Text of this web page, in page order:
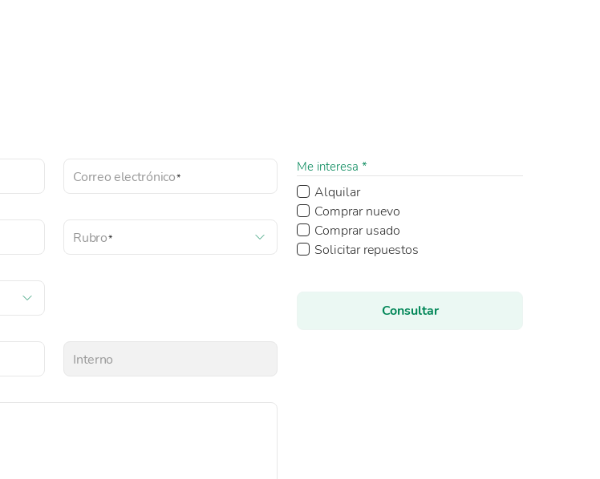
Correo electrónico
Rubro
Interno
Me interesa *
Alquilar
Comprar nuevo
Comprar usado
Solicitar repuestos
Consultar